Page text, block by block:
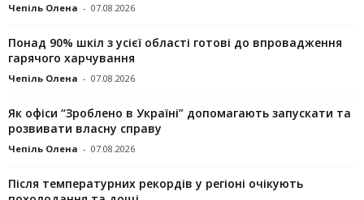
Чепіль Олена - 07.08.2026
Понад 90% шкіл з усієї області готові до впровадження
гарячого харчування
Чепіль Олена - 07.08.2026
Як офіси “Зроблено в Україні” допомагають запускaти та
розвивати власну справу
Чепіль Олена - 07.08.2026
Після температурних рекордів у регіоні очікують